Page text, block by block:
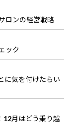
ロンの経営戦略
ック
に気を付けたらい
12月はどう乗り越